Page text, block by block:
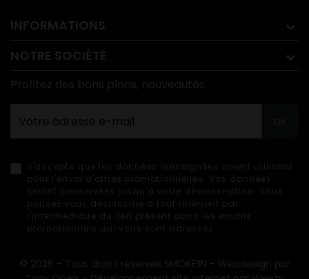
INFORMATIONS
NOTRE SOCIÉTÉ
Profitez des bons plans, nouveautés...
J'accepte que les données renseignées soient utilisées
pour l'envoi d'offres promotionnelles. Vos données
seront conservées jusqu'à votre désinscription. Vous
pouvez vous désinscrire à tout moment par
l'intermédiaire du lien présent dans les emails
promotionnels qui vous sont adressés.
© 2026 - Tous droits réservés SMOKE’IN - Webdesign par